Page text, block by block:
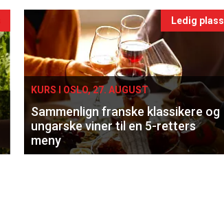
Ledig plass
KURS I OSLO, 27. AUGUST
Sammenlign franske klassikere og
ungarske viner til en 5-retters
meny